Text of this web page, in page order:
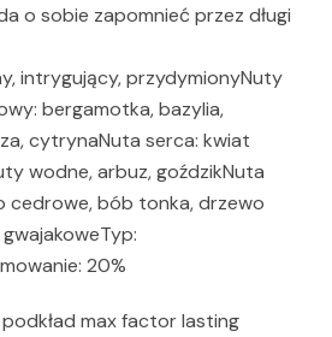
o sobie zapomnieć przez długi
intrygujący, przydymionyNuty
bergamotka, bazylia,
cytrynaNuta serca: kwiat
wodne, arbuz, goździkNuta
cedrowe, bób tonka, drzewo
20%
max factor lasting